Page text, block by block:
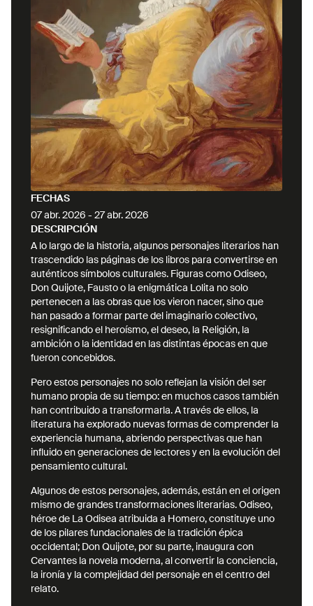
continentes. Además de su perfil académico, su
compromiso cultural lo ha llevado a dirigir la
Sección de Literatura del Ateneo de Madrid y a
publicar obras recientes como Cervantes íntimo
FECHAS
07 abr. 2026 - 27 abr. 2026
DESCRIPCIÓN
A lo largo de la historia, algunos personajes literarios han
trascendido las páginas de los libros para convertirse en
auténticos símbolos culturales. Figuras como Odiseo,
Don Quijote, Fausto o la enigmática Lolita no solo
pertenecen a las obras que los vieron nacer, sino que
han pasado a formar parte del imaginario colectivo,
resignificando el heroísmo, el deseo, la Religión, la
ambición o la identidad en las distintas épocas en que
fueron concebidos.
Pero estos personajes no solo reflejan la visión del ser
humano propia de su tiempo: en muchos casos también
han contribuido a transformarla. A través de ellos, la
literatura ha explorado nuevas formas de comprender la
experiencia humana, abriendo perspectivas que han
influido en generaciones de lectores y en la evolución del
pensamiento cultural.
Algunos de estos personajes, además, están en el origen
mismo de grandes transformaciones literarias. Odiseo,
héroe de La Odisea atribuida a Homero, constituye uno
de los pilares fundacionales de la tradición épica
occidental; Don Quijote, por su parte, inaugura con
Cervantes la novela moderna, al convertir la conciencia,
la ironía y la complejidad del personaje en el centro del
relato.